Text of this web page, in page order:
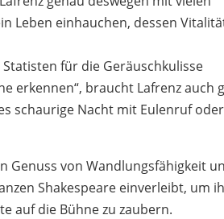
Leben einhauchen, dessen
für die Geräuschkulisse
erkennen“, braucht Lafrenz auch
schaurige Nacht mit Eulenruf oder
Genuss von Wandlungsfähigkeit
Shakespeare einverleibt, um
auf die Bühne zu zaubern.